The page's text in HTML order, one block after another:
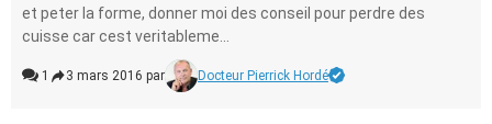
et peter la forme, donner moi des conseil pour perdre des
cuisse car cest veritableme...
1 3 mars 2016 par Docteur Pierrick Hordé